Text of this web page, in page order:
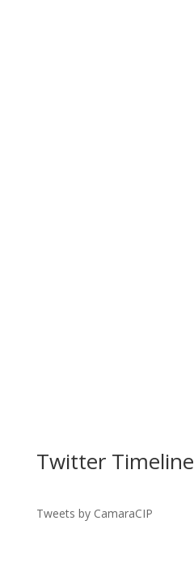
Twitter Timeline
Tweets by CamaraCIP
Twitter